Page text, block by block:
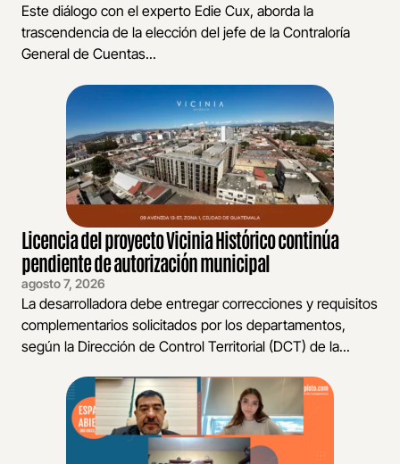
Este diálogo con el experto Edie Cux, aborda la
trascendencia de la elección del jefe de la Contraloría
General de Cuentas...
Licencia del proyecto Vicinia Histórico continúa
pendiente de autorización municipal
agosto 7, 2026
La desarrolladora debe entregar correcciones y requisitos
complementarios solicitados por los departamentos,
según la Dirección de Control Territorial (DCT) de la...